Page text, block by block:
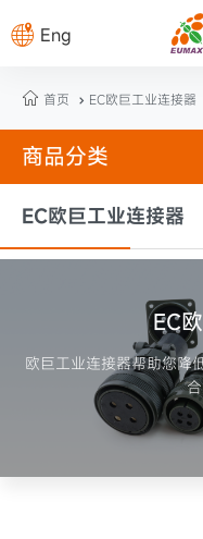
 Eng
 首页  EC欧巨工业连接器
商品分类
EC欧巨工业连接器
EC
欧巨工业连接器帮助您降